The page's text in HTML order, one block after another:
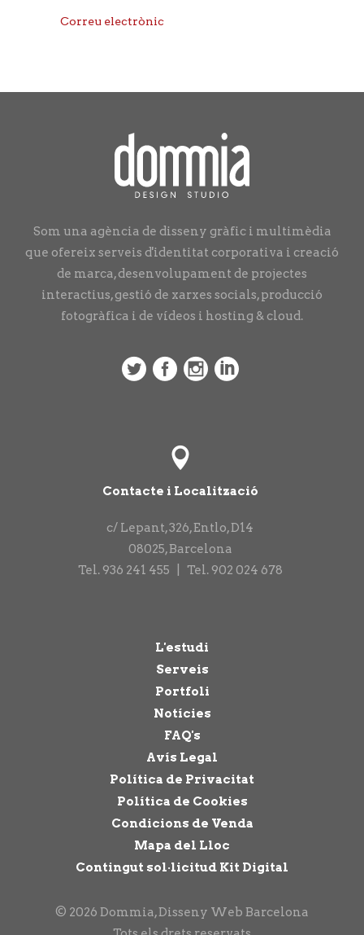
Correu electrònic
Som una agència de disseny gràfic i multimèdia
que ofereix serveis d'identitat corporativa i creació
de marca, desenvolupament de projectes
interactius, gestió de xarxes socials, producció
fotogràfica i de vídeos i hosting & cloud.
Contacte i Localització
c/ Lepant, 326, Entlo, D14
08025,Barcelona
Tel. 936 241 455 Tel. 902 024 678
L'estudi
Serveis
Portfoli
Notícies
FAQ's
Avís Legal
Política de Privacitat
Política de Cookies
Condicions de Venda
Mapa del Lloc
Contingut sol·licitud Kit Digital
© 2026 Dommia, Disseny Web Barcelona